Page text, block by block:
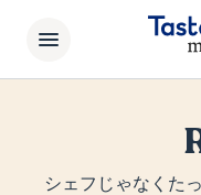
シェフじゃなくた